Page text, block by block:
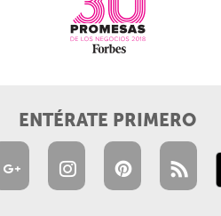
ENTÉRATE PRIMERO